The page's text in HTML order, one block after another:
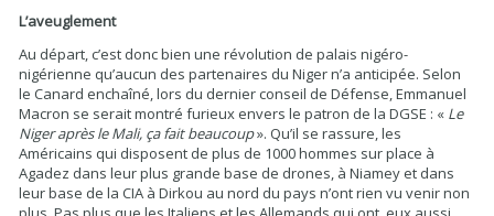
L’aveuglement
Au départ, c’est donc bien une révolution de palais nigéro-
nigérienne qu’aucun des partenaires du Niger n’a anticipée. Selon
le Canard enchaîné, lors du dernier conseil de Défense, Emmanuel
Macron se serait montré furieux envers le patron de la DGSE : « Le
Niger après le Mali, ça fait beaucoup». Qu’il se rassure, les
Américains qui disposent de plus de 1000 hommes sur place à
Agadez dans leur plus grande base de drones, à Niamey et dans
leur base de la CIA à Dirkou au nord du pays n’ont rien vu venir non